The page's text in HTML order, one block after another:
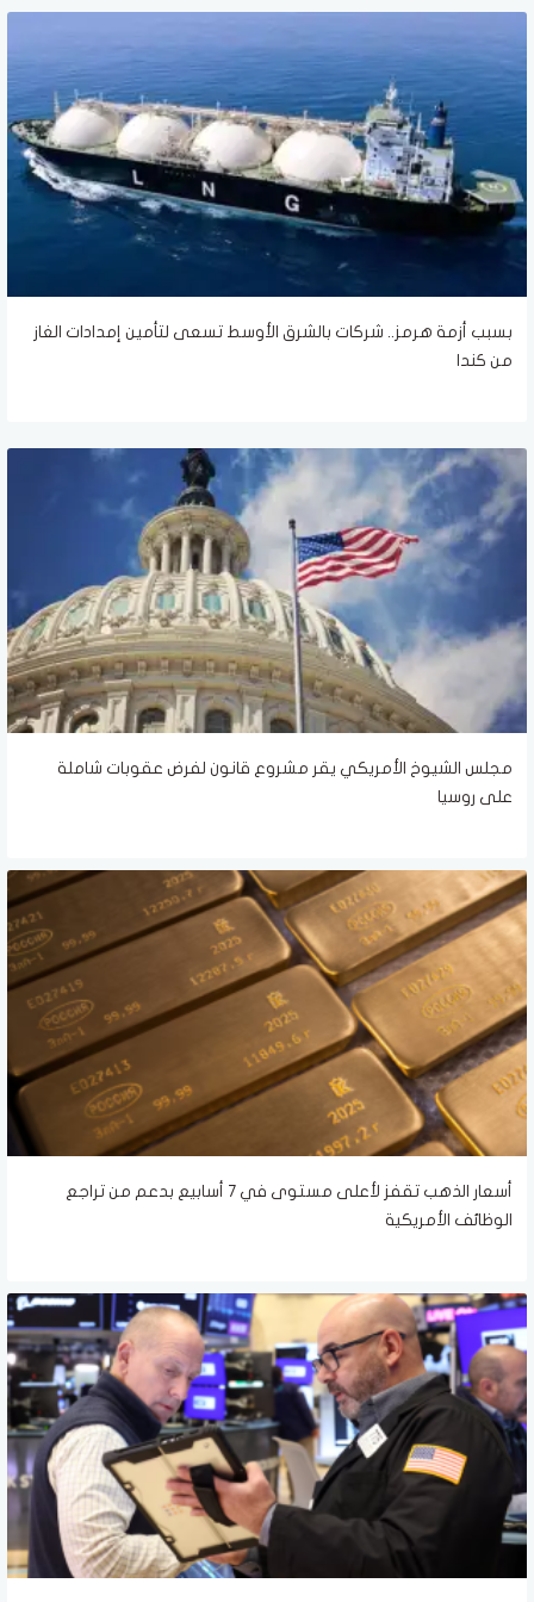
بسبب أزمة هرمز.. شركات بالشرق الأوسط تسعى لتأمين إمدادات الغاز
من كندا
مجلس الشيوخ الأمريكي يقر مشروع قانون لفرض عقوبات شاملة
على روسيا
أسعار الذهب تقفز لأعلى مستوى في 7 أسابيع بدعم من تراجع
الوظائف الأمريكية